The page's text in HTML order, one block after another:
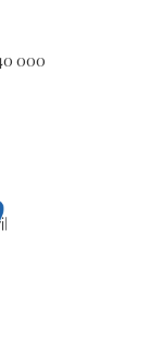
000